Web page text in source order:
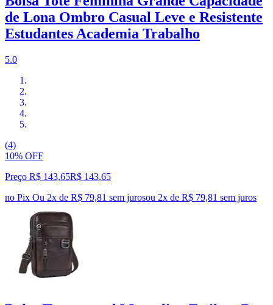
de Lona Ombro Casual Leve e Resistente
Estudantes Academia Trabalho
5.0
(4)
10% OFF
Preço R$ 143,65R$ 143,65
no Pix Ou 2x de R$ 79,81 sem jurosou 2x de R$ 79,81 sem juros